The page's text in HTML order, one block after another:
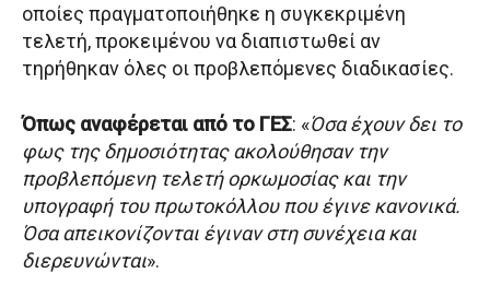
οποίες πραγματοποιήθηκε η συγκεκριμένη
τελετή, προκειμένου να διαπιστωθεί αν
τηρήθηκαν όλες οι προβλεπόμενες διαδικασίες.
Όπως αναφέρεται από το ΓΕΣ: «Όσα έχουν δει το
φως της δημοσιότητας ακολούθησαν την
προβλεπόμενη τελετή ορκωμοσίας και την
υπογραφή του πρωτοκόλλου που έγινε κανονικά.
Όσα απεικονίζονται έγιναν στη συνέχεια και
διερευνώνται».